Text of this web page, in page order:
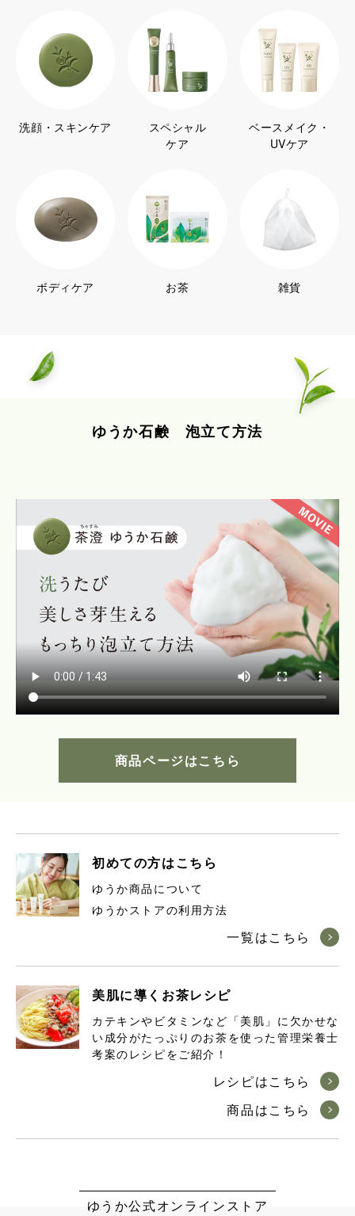
洗顔・スキンケア
スペシャル
ケア
ベースメイク・
UVケア
ボディケア お茶 雑貨
ゆうか石鹸 泡立て方法
商品ページはこちら
初めての方はこちら
ゆうか商品について
ゆうかストアの利用方法
一覧はこちら
美肌に導くお茶レシピ
カテキンやビタミンなど「美肌」に欠かせな
い成分がたっぷりのお茶を使った管理栄養士
考案のレシピをご紹介！
レシピはこちら
商品はこちら
ゆうか公式オンラインストア